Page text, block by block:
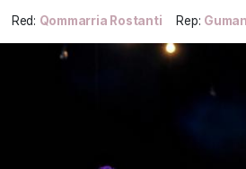
Red: Qommarria Rostanti Rep: